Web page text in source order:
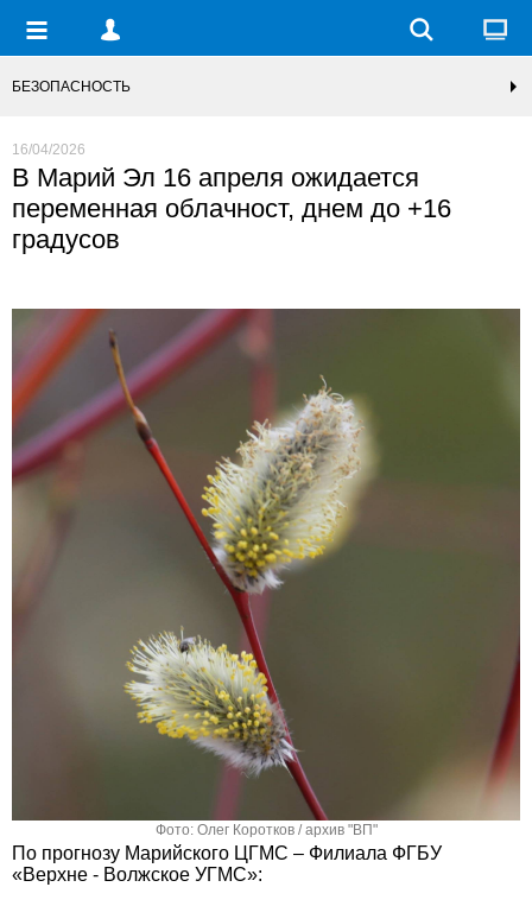
БЕЗОПАСНОСТЬ
16/04/2026
В Марий Эл 16 апреля ожидается
переменная облачност, днем до +16
градусов
Фото: Олег Коротков / архив "ВП"
По прогнозу Марийского ЦГМС – Филиала ФГБУ
«Верхне - Волжское УГМС»: